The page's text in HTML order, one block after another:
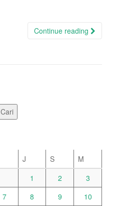
Continue reading
Cari
J S
M
1
2
3
7 8 9
10